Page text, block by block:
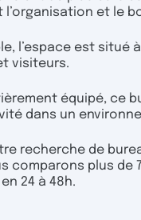
et le
l’espace est situé
visiteurs.
équipé, ce
dans un
recherche de
comparons plus
24 à 48h.